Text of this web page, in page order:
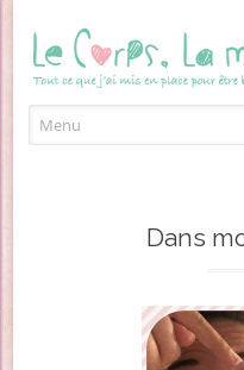
Dans